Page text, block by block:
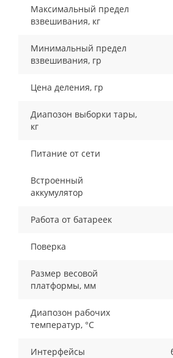
Максимальный предел
взвешивания, кг
Минимальный предел
взвешивания, гр
Цена деления, гр
Диапозон выборки тары,
кг
Питание от сети
Встроенный
аккумулятор
Работа от батареек
Поверка
Размер весовой
платформы, мм
Диапозон рабочих
температур, °С
Интерфейсы